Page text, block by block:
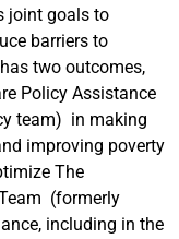
joint goals to
barriers to
two outcomes,
Policy Assistance
team) in making
improving poverty
The
(formerly
including in the